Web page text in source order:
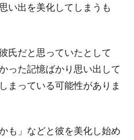
い出を美化してしまうも
氏だと思っていたとして
った記憶ばかり思い出して
まっている可能性がありま
も」などと彼を美化し始め